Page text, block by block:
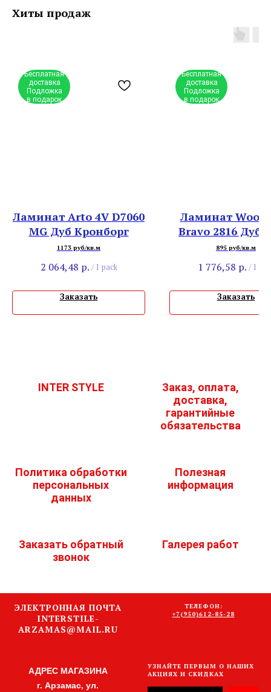
Хиты продаж
Бесплатная
доставка
Подложка
в подарок
Ламинат Arto 4V D7060
MG Дуб Кронборг
1173 руб/кв.м
2 064,48 р. / 1 pack
Заказать
Бесплатная
доставка
Подложка
в подарок
Ламинат
Bravo 2816 Дуб
Вильям
895 руб/кв.м
1 776,58 р. / 1
Заказать
INTER STYLE
Заказ, оплата,
доставка,
гарантийные
обязательства
Политика обработки
персональных
данных
Полезная
информация
Заказать обратный
звонок
Галерея работ
ЭЛЕКТРОННАЯ ПОЧТА
INTERSTILE-
ARZAMAS@MAIL.RU
ТЕЛЕФОН:
+7(950)612-85-28
АДРЕС МАГАЗИНА
г. Арзамас, ул.
УЗНАЙТЕ ПЕРВЫМ О НАШИХ
АКЦИЯХ И СКИДКАХ